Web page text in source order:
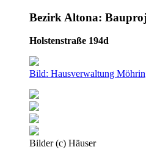
Bezirk Altona:
Holstenstraße 194d
Bild: Hausverwaltung
Bilder (c) Häuser